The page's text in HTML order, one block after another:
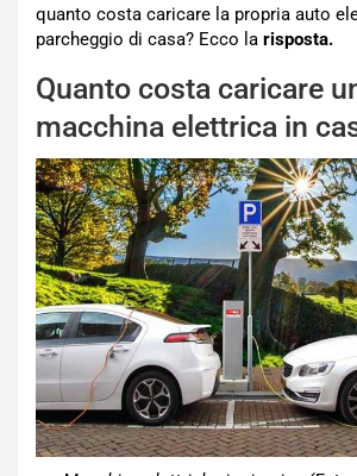
quanto costa caricare la propria auto
parcheggio di casa? Ecco la risposta.
Quanto costa caricare
macchina elettrica in